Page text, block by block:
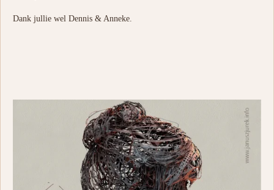
Dank jullie wel Dennis & Anneke.